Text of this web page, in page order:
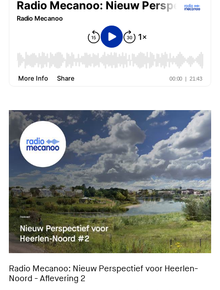
Radio Mecanoo: Nieuw Perspectief voor Heerlen-
Noord - Aflevering 2